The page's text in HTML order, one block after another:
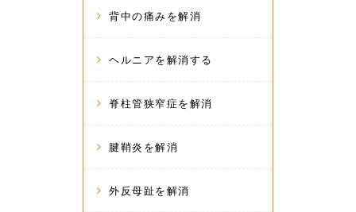
背中の痛みを解消
ヘルニアを解消する
脊柱管狭窄症を解消
腱鞘炎を解消
外反母趾を解消